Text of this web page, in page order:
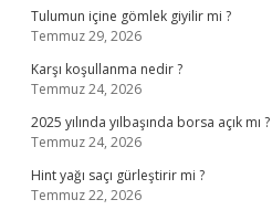
Tulumun içine gömlek giyilir mi ?
Temmuz 29, 2026
Karşı koşullanma nedir ?
Temmuz 24, 2026
2025 yılında yılbaşında borsa açık mı ?
Temmuz 24, 2026
Hint yağı saçı gürleştirir mi ?
Temmuz 22, 2026